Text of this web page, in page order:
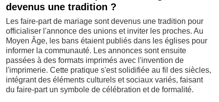
devenus une tradition ?
Les faire-part de mariage sont devenus une tradition pour
officialiser l'annonce des unions et inviter les proches. Au
Moyen Âge, les bans étaient publiés dans les églises pour
informer la communauté. Les annonces sont ensuite
passées à des formats imprimés avec l'invention de
l'imprimerie. Cette pratique s'est solidifiée au fil des siècles,
intégrant des éléments culturels et sociaux variés, faisant
du faire-part un symbole de célébration et de formalité.